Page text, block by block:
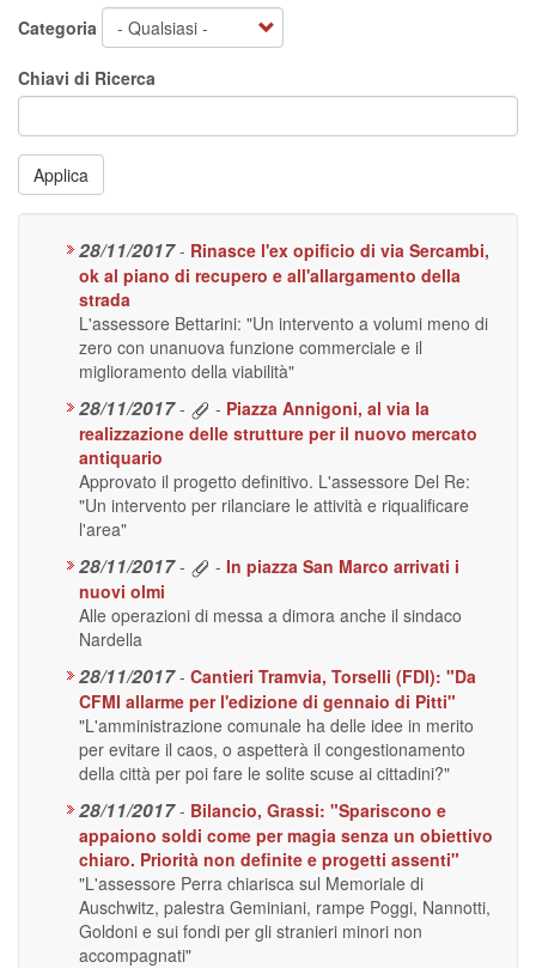
Categoria
Chiavi di Ricerca
Applica
28/11/2017 - Rinasce l'ex opificio di via Sercambi,
ok al piano di recupero e all'allargamento della
strada
L'assessore Bettarini: "Un intervento a volumi meno di
zero con unanuova funzione commerciale e il
miglioramento della viabilità"
28/11/2017 - - Piazza Annigoni, al via la
realizzazione delle strutture per il nuovo mercato
antiquario
Approvato il progetto definitivo. L'assessore Del Re:
"Un intervento per rilanciare le attività e riqualificare
l'area"
28/11/2017 - - In piazza San Marco arrivati i
nuovi olmi
Alle operazioni di messa a dimora anche il sindaco
Nardella
28/11/2017 - Cantieri Tramvia, Torselli (FDI): "Da
CFMI allarme per l'edizione di gennaio di Pitti"
"L'amministrazione comunale ha delle idee in merito
per evitare il caos, o aspetterà il congestionamento
della città per poi fare le solite scuse ai cittadini?"
28/11/2017 - Bilancio, Grassi: "Spariscono e
appaiono soldi come per magia senza un obiettivo
chiaro. Priorità non definite e progetti assenti"
"L'assessore Perra chiarisca sul Memoriale di
Auschwitz, palestra Geminiani, rampe Poggi, Nannotti,
Goldoni e sui fondi per gli stranieri minori non
accompagnati"